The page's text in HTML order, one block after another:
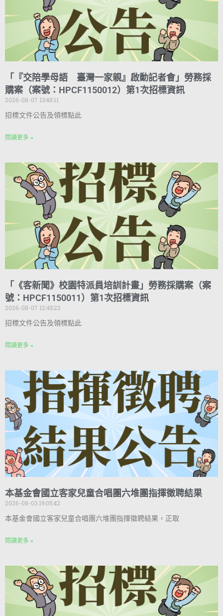
「『交陪學母語 臺灣一家親』啟動記者會」勞務採
購案（案號：HPCF1150012）第1次招標資訊
2026-08-07 13:48:11
招標文件公告及領標點此
閱讀更多 »
「《客新聞》校園特派員培訓計畫」勞務採購案（案
號：HPCF1150011）第1次招標資訊
2026-08-07 12:45:22
招標文件公告及領標點此
閱讀更多 »
本基金會國立客家兒童合唱團六堆團指揮徵聘結果
2026-08-03 19:05:42
本基金會國立客家兒童合唱團六堆團指揮徵聘結果，正取
閱讀更多 »